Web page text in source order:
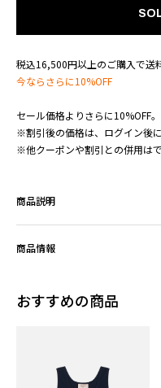
税込16,500円以上のご購入で送
今ならさらに10%OFF
セール価格よりさらに10%OFF。
※割引後の価格は、ログイン後
※他クーポンや割引との併用はで
商品説明
商品情報
おすすめの商品